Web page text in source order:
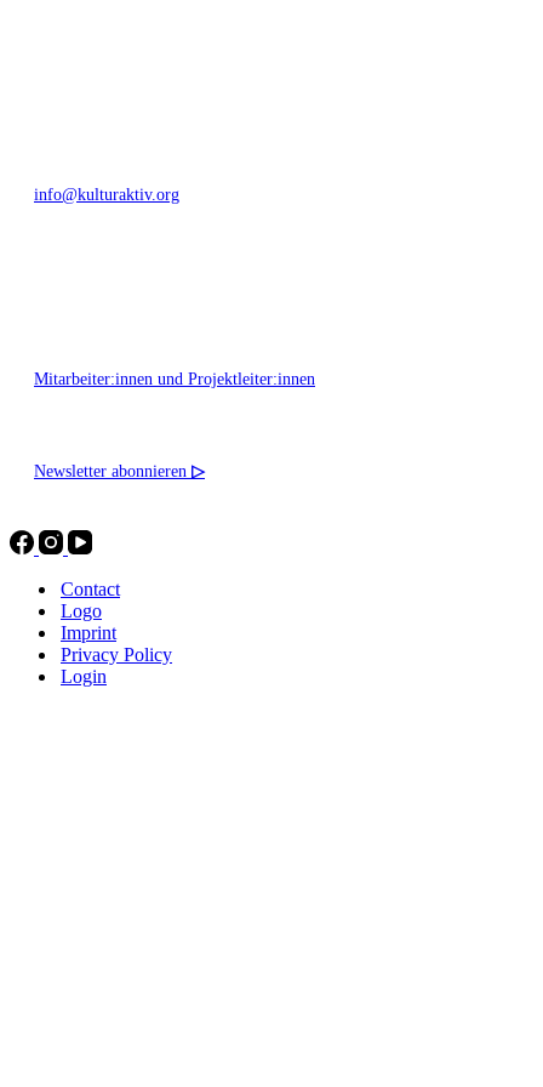
info@kulturaktiv.org
Mitarbeiter:innen und Projektleiter:innen
Newsletter abonnieren ▷
Contact
Logo
Imprint
Privacy Policy
Login